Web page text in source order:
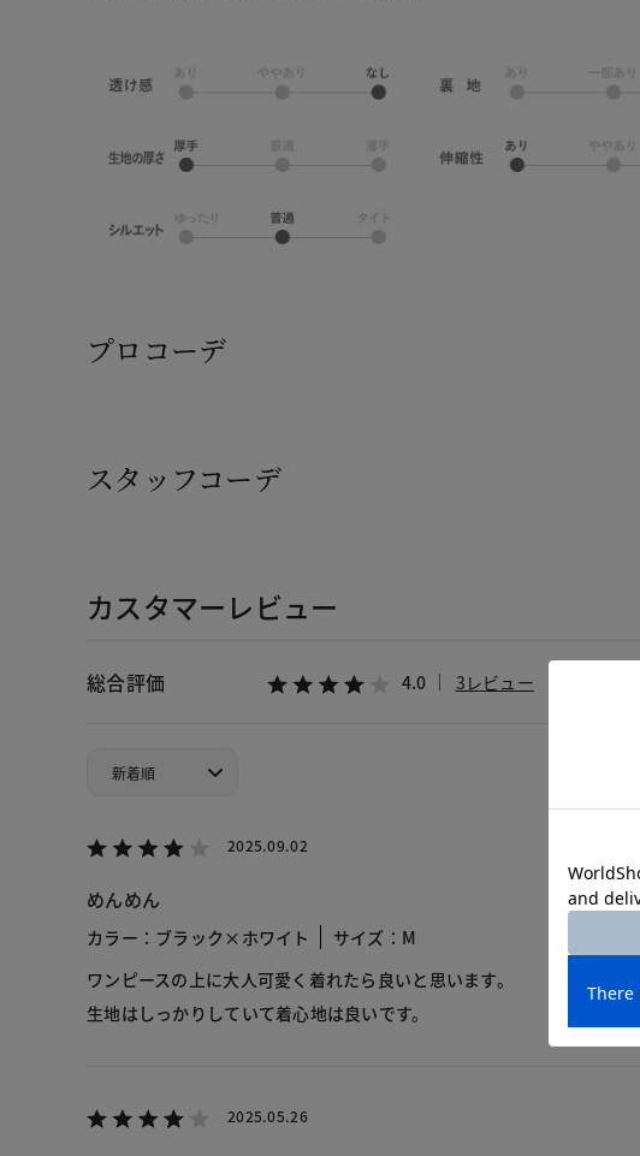
プロコーデ
スタッフコーデ
カスタマーレビュー
総合評価 4.0 3レビュー
2025.09.02
めんめん
カラー：ブラック×ホワイト
サイズ：M
ワンピースの上に大人可愛く着れたら良いと思います。
生地はしっかりしていて着心地は良いです。
2025.05.26